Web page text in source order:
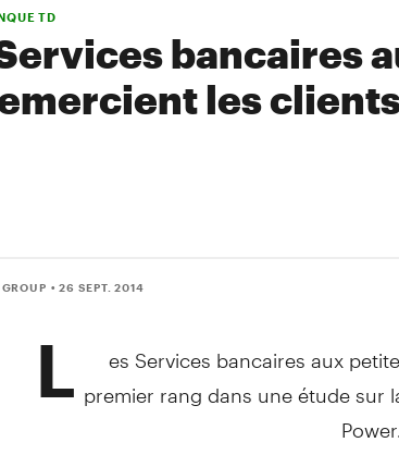
TD
bancaires
les
• 26 SEPT. 2014
L
es Services bancaires aux
premier rang dans une étude sur
Power.